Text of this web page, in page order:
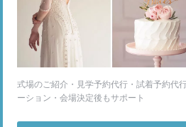
式場のご紹介・見学予約代行・試着予約代
ーション・会場決定後もサポート